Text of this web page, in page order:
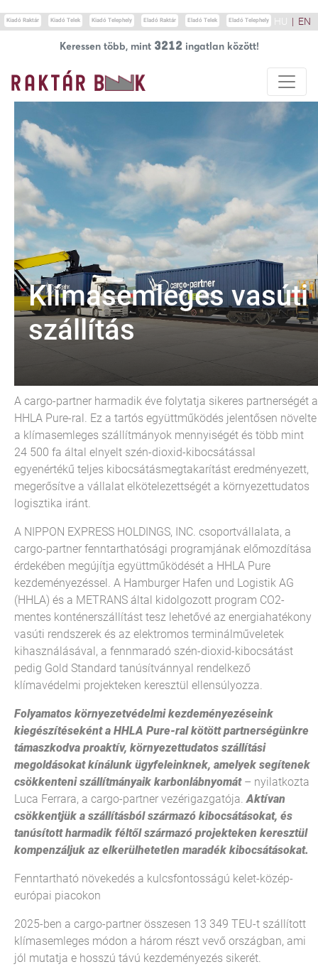
Kiadó Raktár Kiadó Telek Kiadó Telephely Eladó Raktár Eladó Telek Eladó Telephely HU | EN
Keressen több, mint 3212 ingatlan között!
Klímasemleges vasúti
szállítás
A cargo-partner harmadik éve folytatja sikeres partnerségét a
HHLA Pure-ral. Ez a tartós együttműködés jelentősen növelte
a klímasemleges szállítmányok mennyiségét és több mint
24 500 fa által elnyelt szén-dioxid-kibocsátással
egyenértékű teljes kibocsátásmegtakarítást eredményezett,
megerősítve a vállalat elkötelezettségét a környezettudatos
logisztika iránt.
A NIPPON EXPRESS HOLDINGS, INC. csoportvállalata, a
cargo-partner fenntarthatósági programjának előmozdítása
érdekében megújítja együttműködését a HHLA Pure
kezdeményezéssel. A Hamburger Hafen und Logistik AG
(HHLA) és a METRANS által kidolgozott program CO2-
mentes konténerszállítást tesz lehetővé az energiahatékony
vasúti rendszerek és az elektromos terminálműveletek
kihasználásával, a fennmaradó szén-dioxid-kibocsátást
pedig Gold Standard tanúsítvánnyal rendelkező
klímavédelmi projekteken keresztül ellensúlyozza.
Folyamatos környezetvédelmi kezdeményezéseink
kiegészítéseként a HHLA Pure-ral kötött partnerségünkre
támaszkodva proaktív, környezettudatos szállítási
megoldásokat kínálunk ügyfeleinknek, amelyek segítenek
csökkenteni szállítmányaik karbonlábnyomát– nyilatkozta
Luca Ferrara, a cargo-partner vezérigazgatója.Aktívan
csökkentjük a szállításból származó kibocsátásokat, és
tanúsított harmadik féltől származó projekteken keresztül
kompenzáljuk az elkerülhetetlen maradék kibocsátásokat.
Fenntartható növekedés a kulcsfontosságú kelet-közép-
európai piacokon
2025-ben a cargo-partner összesen 13 349 TEU-t szállított
klímasemleges módon a három részt vevő országban, ami
jól mutatja e hosszú távú kezdeményezés sikerét.